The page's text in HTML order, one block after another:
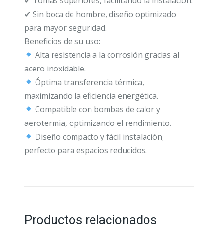
✔ Sin boca de hombre, diseño optimizado
para mayor seguridad.
Beneficios de su uso:
Alta resistencia a la corrosión gracias al
acero inoxidable.
Óptima transferencia térmica,
maximizando la eficiencia energética.
Compatible con bombas de calor y
aerotermia, optimizando el rendimiento.
Diseño compacto y fácil instalación,
perfecto para espacios reducidos.
Productos relacionados